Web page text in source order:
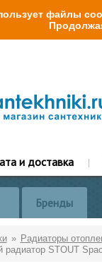
файлы
и доставка
Бренды
Радиаторы
радиатор STOUT